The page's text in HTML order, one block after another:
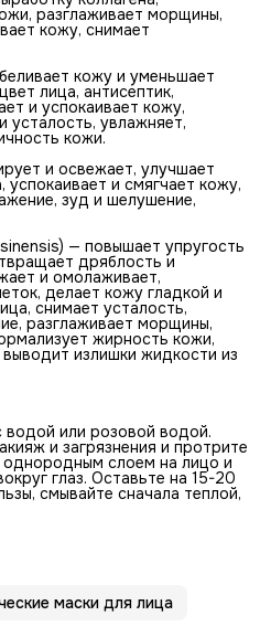
разглаживает морщины,
кожу, снимает
кожу и уменьшает
лица, антисептик,
и успокаивает кожу,
усталость, увлажняет,
кожи.
и освежает, улучшает
и смягчает кожу,
зуд и шелушение,
— повышает упругость
дряблость и
и омолаживает,
делает кожу гладкой и
снимает усталость,
разглаживает морщины,
жирность кожи,
излишки жидкости из
или розовой водой.
и загрязнения и протрите
слоем на лицо и
глаз. Оставьте на 15-20
смывайте сначала теплой,
маски для лица